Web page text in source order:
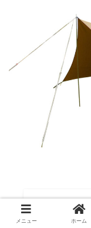
メニュー ホーム